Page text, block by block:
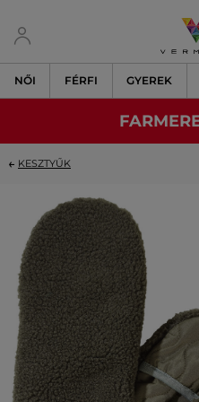
NŐI FÉRFI GYEREK
KESZTYŰK